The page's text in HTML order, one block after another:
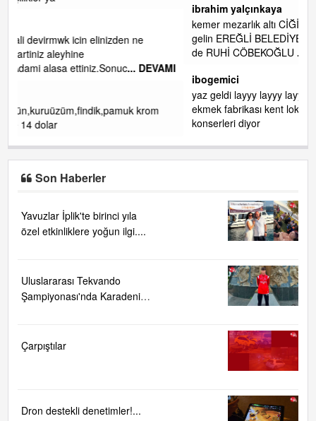
ibrahim yalçınkaya
kemer mezarlık altı CİĞİRLİK deniz kenarına giden yola
gelin EREĞLİ BELEDİYESİ o boruları zamanında tüm ereğli
de RUHİ CÖBEKOĞLU
... DEVAMI
yaz geldi layyy layyy layy lom festivalleri başladı biz halk
ekmek fabrikası kent lokantası diyoruz ağacum yaz
konserleri diyor
Son Haberler
Yavuzlar İplik'te birinci yıla
özel etkinliklere yoğun ilgi....
Uluslararası Tekvando
Şampiyonası'nda Karadeniz
Çarpıştılar
Dron destekli denetimler!...